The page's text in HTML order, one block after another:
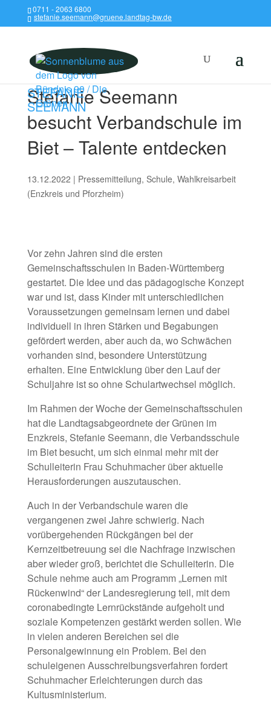
0711 - 2063 6800
stefanie.seemann@gruene.landtag-bw.de
STEFANIE
SEEMANN
Stefanie Seemann
besucht Verbandschule im
Biet – Talente entdecken
13.12.2022 | Pressemitteilung, Schule, Wahlkreisarbeit
(Enzkreis und Pforzheim)
Vor zehn Jahren sind die ersten
Gemeinschaftsschulen in Baden-Württemberg
gestartet. Die Idee und das pädagogische Konzept
war und ist, dass Kinder mit unterschiedlichen
Voraussetzungen gemeinsam lernen und dabei
individuell in ihren Stärken und Begabungen
gefördert werden, aber auch da, wo Schwächen
vorhanden sind, besondere Unterstützung
erhalten. Eine Entwicklung über den Lauf der
Schuljahre ist so ohne Schulartwechsel möglich.
Im Rahmen der Woche der Gemeinschaftsschulen
hat die Landtagsabgeordnete der Grünen im
Enzkreis, Stefanie Seemann, die Verbandsschule
im Biet besucht, um sich einmal mehr mit der
Schulleiterin Frau Schuhmacher über aktuelle
Herausforderungen auszutauschen.
Auch in der Verbandschule waren die
vergangenen zwei Jahre schwierig. Nach
vorübergehenden Rückgängen bei der
Kernzeitbetreuung sei die Nachfrage inzwischen
aber wieder groß, berichtet die Schulleiterin. Die
Schule nehme auch am Programm „Lernen mit
Rückenwind“ der Landesregierung teil, mit dem
coronabedingte Lernrückstände aufgeholt und
soziale Kompetenzen gestärkt werden sollen. Wie
in vielen anderen Bereichen sei die
Personalgewinnung ein Problem. Bei den
schuleigenen Ausschreibungsverfahren fordert
Schuhmacher Erleichterungen durch das
Kultusministerium.